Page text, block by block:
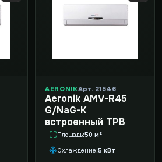
AERONIKАрт. 21546
Aeronik AMV-R45
G/NaG-K
встроенный ТРВ
Площадь 50 м²
Охлаждение 5 кВт